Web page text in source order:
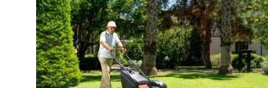
une
caméra
de
surveillance
?